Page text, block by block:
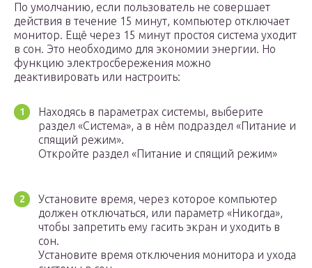
По умолчанию, если пользователь не совершает
действия в течение 15 минут, компьютер отключает
монитор. Ещё через 15 минут простоя система уходит
в сон. Это необходимо для экономии энергии. Но
функцию электросбережения можно
деактивировать или настроить:
Находясь в параметрах системы, выберите
раздел «Система», а в нём подраздел «Питание и
спящий режим».
Откройте раздел «Питание и спящий режим»
Установите время, через которое компьютер
должен отключаться, или параметр «Никогда»,
чтобы запретить ему гасить экран и уходить в
сон.
Установите время отключения монитора и ухода